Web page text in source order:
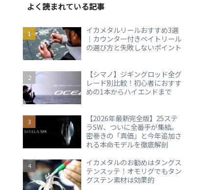
よく読まれている記事
イカメタルリールおすすめ3選
｜カウンター付きベイトリール
の選び方と失敗しないポイント
【シマノ】ジギングロッド全グ
レード別比較！初心者におすす
めの1本からハイエンドまで
【2026年最新完全版】25ステ
ラSW、ついに全番手が集結。
密巻きの「真価」と今年追加さ
れる本命モデルを徹底解剖
イカメタルのお勧めはタングス
テンスッテ！オモリグでもタン
グステン素材は効果的